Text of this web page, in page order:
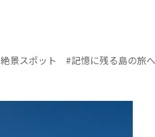
絶景スポット 記憶に残る島の旅へ